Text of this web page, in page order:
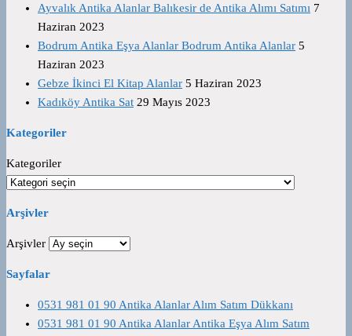
Ayvalık Antika Alanlar Balıkesir de Antika Alımı Satımı 7
Haziran 2023
Bodrum Antika Eşya Alanlar Bodrum Antika Alanlar 5
Haziran 2023
Gebze İkinci El Kitap Alanlar 5 Haziran 2023
Kadıköy Antika Sat 29 Mayıs 2023
Kategoriler
Kategoriler
Arşivler
Arşivler
Sayfalar
0531 981 01 90 Antika Alanlar Alım Satım Dükkanı
0531 981 01 90 Antika Alanlar Antika Eşya Alım Satım